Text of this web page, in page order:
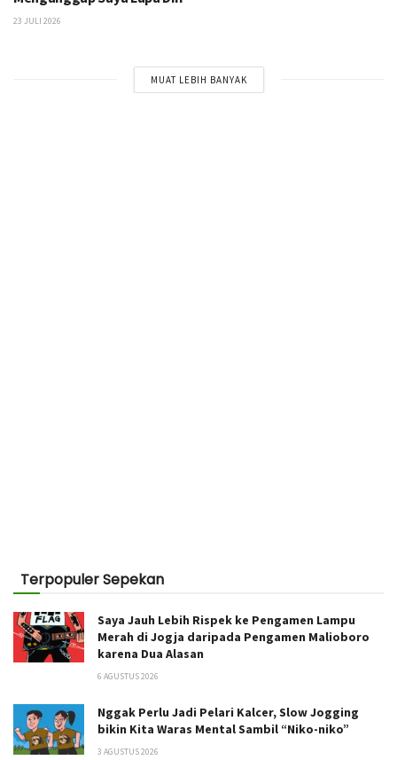
23 JULI 2026
MUAT LEBIH BANYAK
Terpopuler Sepekan
Saya Jauh Lebih Rispek ke Pengamen Lampu
Merah di Jogja daripada Pengamen Malioboro
karena Dua Alasan
6 AGUSTUS 2026
Nggak Perlu Jadi Pelari Kalcer, Slow Jogging
bikin Kita Waras Mental Sambil “Niko-niko”
3 AGUSTUS 2026